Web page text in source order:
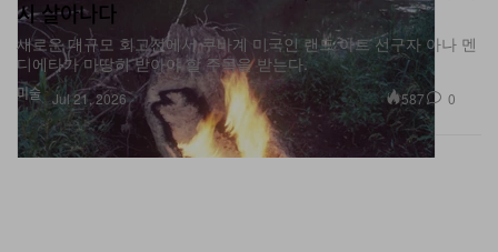
미술
시 살아나다
새로운 대규모 회고전에서 쿠바계 미국인 랜드 아트 선구자 아나 멘
디에타가 마땅히 받아야 할 주목을 받는다.
Jul 21, 2026 587 0